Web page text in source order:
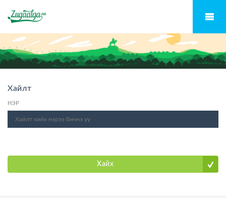
Хайлт
НЭР
Хайх